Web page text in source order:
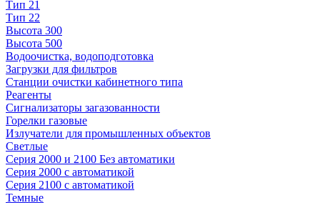
Тип 21
Тип 22
Высота 300
Высота 500
Водоочистка, водоподготовка
Загрузки для фильтров
Станции очистки кабинетного типа
Реагенты
Сигнализаторы загазованности
Горелки газовые
Излучатели для промышленных объектов
Светлые
Серия 2000 и 2100 Без автоматики
Серия 2000 с автоматикой
Серия 2100 с автоматикой
Темные